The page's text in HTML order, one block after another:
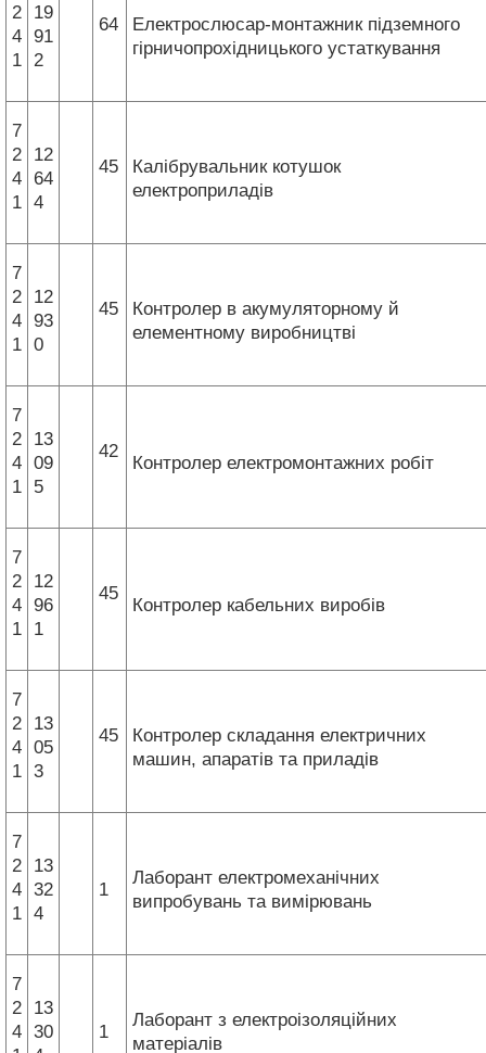
2
4
1
19
91
2
64
Електрослюсар-монтажник підземного
гірничопрохідницького устаткування
7
2
4
1
12
64
4
45
Калібрувальник котушок
електроприладів
7
2
4
1
12
93
0
45
Контролер в акумуляторному й
елементному виробництві
7
2
4
1
13
09
5
42
Контролер електромонтажних робіт
7
2
4
1
12
96
1
45
Контролер кабельних виробів
7
2
4
1
13
05
3
45
Контролер складання електричних
машин, апаратів та приладів
7
2
4
1
13
32
4
1
Лаборант електромеханічних
випробувань та вимірювань
7
2
4
13
30
1
Лаборант з електроізоляційних
матеріалів